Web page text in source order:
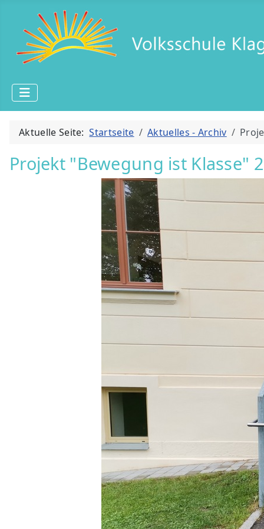
Aktuelle Seite:Startseite Aktuelles - Archiv
Projekt "Bewegung ist Klasse"